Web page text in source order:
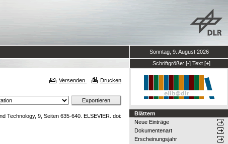
Sonntag, 9. August 2026
Schriftgröße: [-] Text [+]
Versenden Drucken
Technology, 9, Seiten 635-640. ELSEVIER. doi:
Blättern
Neue Einträge
Dokumentenart
Erscheinungsjahr